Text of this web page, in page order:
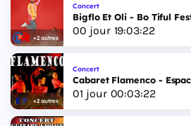
+2 autres
Concert
Bigflo Et Oli - Bo Tiful
00 jour 19:03:21
+2 autres
Concert
Cabaret Flamenco -
01 jour 00:03:21